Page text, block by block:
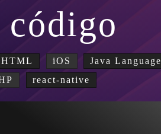
código
HTML iOS Java Language
react-native